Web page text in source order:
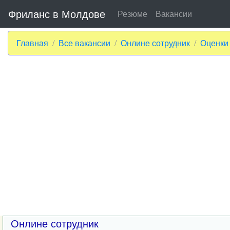
Фриланс в Молдове Резюме Вакансии
Главная Все вакансии Онлине сотрудник
Онлине сотрудник